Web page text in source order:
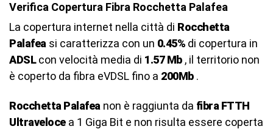
Verifica Copertura Fibra Rocchetta Palafea
La copertura internet nella città di Rocchetta
Palafea si caratterizza con un 0.45% di copertura in
ADSLcon velocità media di 1.57 Mb, il territorio non
è coperto da fibra eVDSL fino a 200Mb.
Rocchetta Palafea non è raggiunta da fibra FTTH
Ultravelocea 1 Giga Bit e non risulta essere coperta